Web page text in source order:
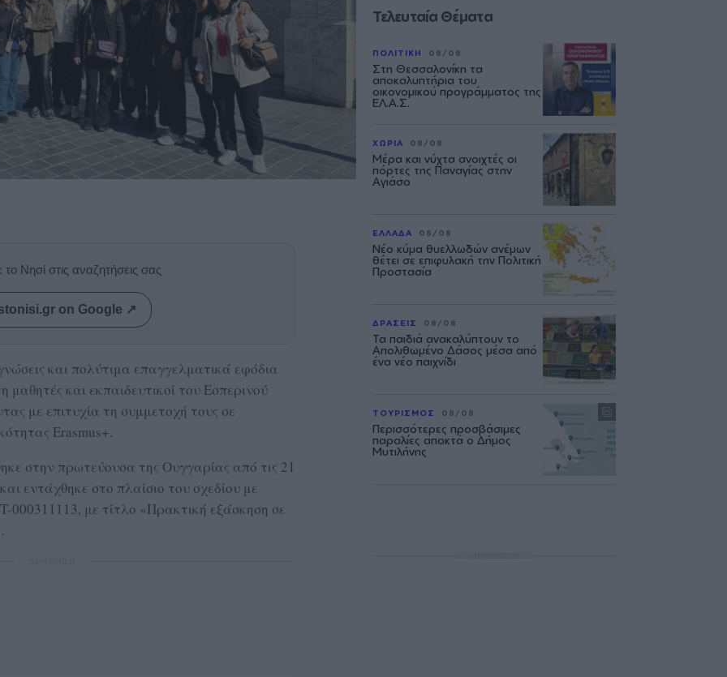
Νησί στις αναζητήσεις σας
on Google ↗
και πολύτιμα επαγγελματικά εφόδια
και εκπαιδευτικοί του Εσπερινού
με επιτυχία τη συμμετοχή τους σε
Erasmus+.
στην πρωτεύουσα της Ουγγαρίας από τις 21
εντάχθηκε στο πλαίσιο του σχεδίου με
000311113, με τίτλο «Πρακτική εξάσκηση σε
Τελευταία Θέματα
ΠΟΛΙΤΙΚΗ 08/08
Στη Θεσσαλονίκη τα
αποκαλυπτήρια του
οικονομικού προγράμματος της
ΕΛ.Α.Σ.
ΧΩΡΙΑ 08/08
Μέρα και νύχτα ανοιχτές οι
πόρτες της Παναγίας στην
Αγιάσο
ΕΛΛΑΔΑ 08/08
Νέο κύμα θυελλωδών ανέμων
θέτει σε επιφυλακή την Πολιτική
Προστασία
ΔΡΑΣΕΙΣ 08/08
Τα παιδιά ανακαλύπτουν το
Απολιθωμένο Δάσος μέσα από
ένα νέο παιχνίδι
ΤΟΥΡΙΣΜΟΣ 08/08
Περισσότερες προσβάσιμες
παραλίες αποκτά ο Δήμος
Μυτιλήνης